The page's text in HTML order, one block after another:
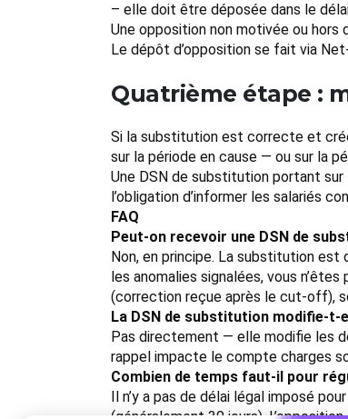
– elle doit être déposée dans le
Une opposition non motivée ou hors
Le dépôt d’opposition se fait via
Quatrième étape :
Si la substitution est correcte et
sur la période en cause — ou sur la
Une DSN de substitution portant
l’obligation d’informer les salariés
FAQ
Peut-on recevoir une DSN de
Non, en principe. La substitution est
les anomalies signalées, vous
(correction reçue après le cut-off),
La DSN de substitution modifie-t-
Pas directement — elle modifie les
rappel impacte le compte charges
Combien de temps faut-il pour
Il n’y a pas de délai légal imposé